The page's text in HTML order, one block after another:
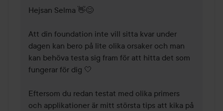
Hejsan Selma 👋😊
Att din foundation inte vill sitta kvar under
dagen kan bero på lite olika orsaker och man
kan behöva testa sig fram för att hitta det som
fungerar för dig 🤍
Eftersom du redan testat med olika primers
och applikationer är mitt största tips att kika på